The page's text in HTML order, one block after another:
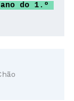
do 1.º